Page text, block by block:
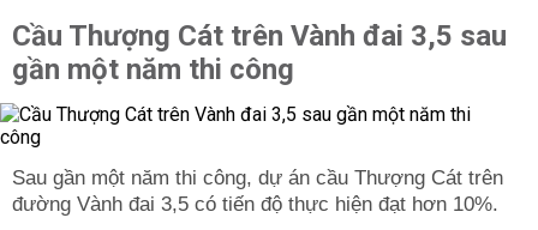
Cầu Thượng Cát trên Vành đai 3,5 sau
gần một năm thi công
Sau gần một năm thi công, dự án cầu Thượng Cát trên
đường Vành đai 3,5 có tiến độ thực hiện đạt hơn 10%.